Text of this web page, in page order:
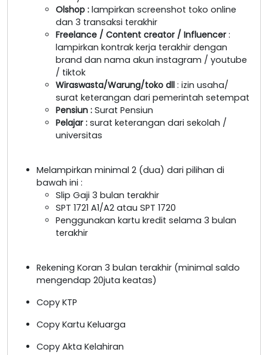
Olshop : lampirkan screenshot toko online
dan 3 transaksi terakhir
Freelance / Content creator / Influencer :
lampirkan kontrak kerja terakhir dengan
brand dan nama akun instagram / youtube
/ tiktok
Wiraswasta/Warung/toko dll : izin usaha/
surat keterangan dari pemerintah setempat
Pensiun : Surat Pensiun
Pelajar : surat keterangan dari sekolah /
universitas
Melampirkan minimal 2 (dua) dari pilihan di
bawah ini :
Slip Gaji 3 bulan terakhir
SPT 1721 A1/A2 atau SPT 1720
Penggunakan kartu kredit selama 3 bulan
terakhir
Rekening Koran 3 bulan terakhir (minimal saldo
mengendap 20juta keatas)
Copy KTP
Copy Kartu Keluarga
Copy Akta Kelahiran